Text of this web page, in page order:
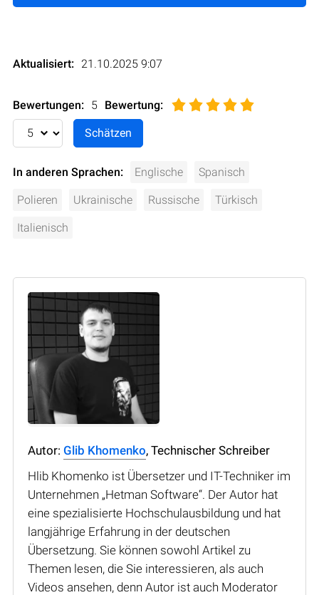
Aktualisiert: 21.10.2025 9:07
Bewertungen: 5 Bewertung:
In anderen Sprachen: Englische Spanisch
Polieren Ukrainische Russische Türkisch
Italienisch
Autor: Glib Khomenko, Technischer Schreiber
Hlib Khomenko ist Übersetzer und IT-Techniker im
Unternehmen „Hetman Software“. Der Autor hat
eine spezialisierte Hochschulausbildung und hat
langjährige Erfahrung in der deutschen
Übersetzung. Sie können sowohl Artikel zu
Themen lesen, die Sie interessieren, als auch
Videos ansehen, denn Autor ist auch Moderator